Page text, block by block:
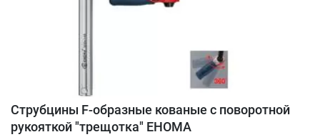
Струбцины F-образные кованые с поворотной
рукояткой "трещотка" EHOMA